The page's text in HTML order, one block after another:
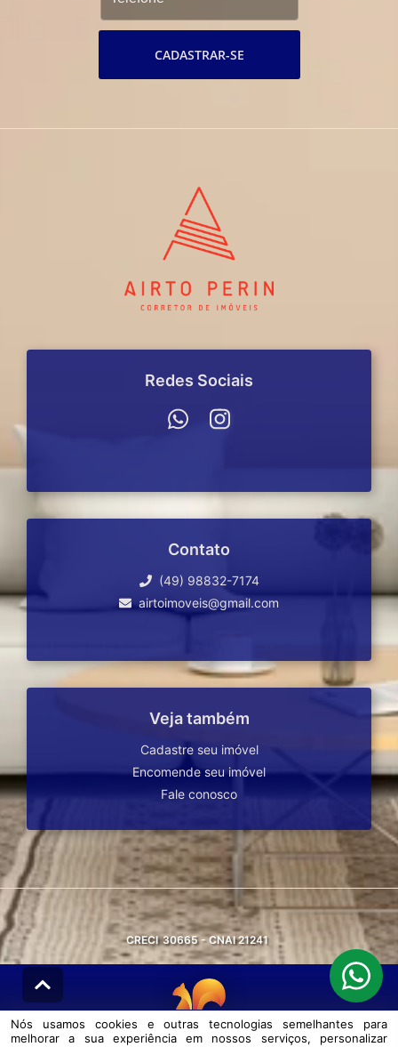
CADASTRAR-SE
Redes Sociais
Contato
(49) 98832-7174
airtoimoveis@gmail.com
Veja também
Cadastre seu imóvel
Encomende seu imóvel
Fale conosco
CRECI 30665 - CNAI 21241
© DESENVOLVIDO PELAAGIL.NET
Nós usamos cookies e outras tecnologias semelhantes para
melhorar a sua experiência em nossos serviços, personalizar